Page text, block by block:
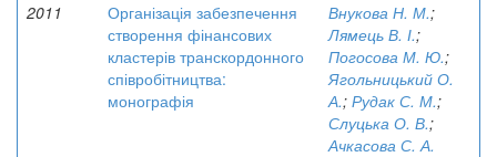
2011
Організація забезпечення
створення фінансових
кластерів транскордонного
співробітництва:
монографія
Внукова Н. М.;
Лямець В. І.;
Погосова М. Ю.;
Ягольницький О.
А.; Рудак С. М.;
Слуцька О. В.;
Ачкасова С. А.